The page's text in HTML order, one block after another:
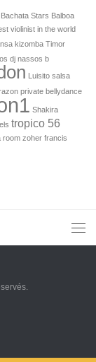
Bachata Stars Balboa
violinist in the world
kizomba Timor
dj nassos b
Luisito salsa
private bellydance
Shakira
tropico 56
room zoher francis